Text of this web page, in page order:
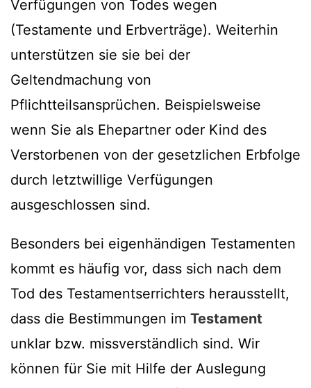
Verfügungen von Todes wegen
(Testamente und Erbverträge). Weiterhin
unterstützen sie sie bei der
Geltendmachung von
Pflichtteilsansprüchen. Beispielsweise
wenn Sie als Ehepartner oder Kind des
Verstorbenen von der gesetzlichen Erbfolge
durch letztwillige Verfügungen
ausgeschlossen sind.
Besonders bei eigenhändigen Testamenten
kommt es häufig vor, dass sich nach dem
Tod des Testamentserrichters herausstellt,
dass die Bestimmungen im Testament
unklar bzw. missverständlich sind. Wir
können für Sie mit Hilfe der Auslegung